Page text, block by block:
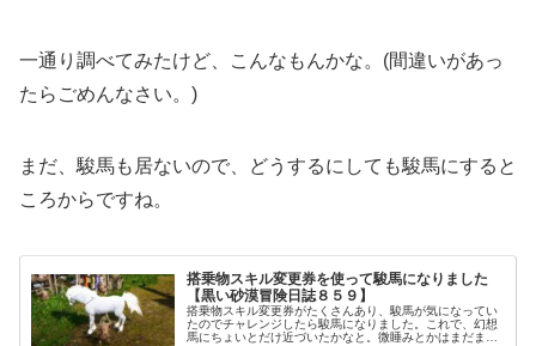
一通り調べてみたけど、こんなもんかな。(間違いがあっ
たらごめんなさい。)
まだ、駿馬も居ないので、どうするにしても駿馬にすると
ころからですね。
搭乗物スキル変更券を使って駿馬になりました
【黒い砂漠冒険日誌８５９】
搭乗物スキル変更券がたくさんあり、駿馬が気になってい
たのでチャレンジしたら駿馬になりました。これで、幻想
馬にちょいとだけ近づいたかなと。微睡みとかはまだまだ